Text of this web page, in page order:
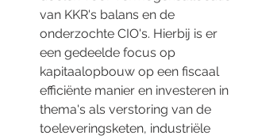
van KKR's balans en de
onderzochte CIO's. Hierbij is er
een gedeelde focus op
kapitaalopbouw op een fiscaal
efficiënte manier en investeren in
thema's als verstoring van de
toeleveringsketen, industriële